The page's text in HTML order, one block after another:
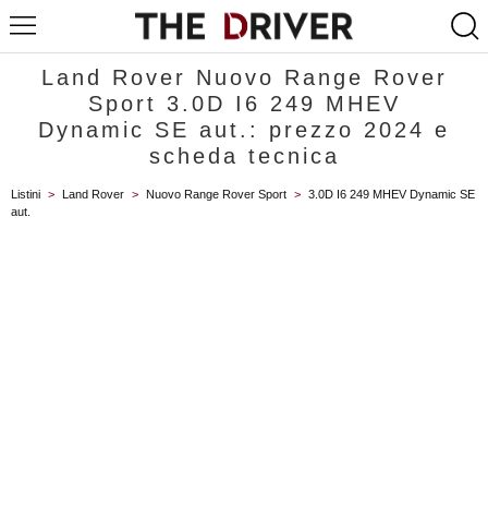
Land Rover Nuovo Range Rover
Sport 3.0D I6 249 MHEV
Dynamic SE aut.: prezzo 2024 e
scheda tecnica
Listini > Land Rover > Nuovo Range Rover Sport > 3.0D I6 249 MHEV Dynamic SE
aut.